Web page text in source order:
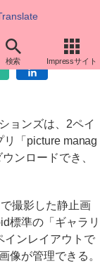
検索 Impressサイト
公開
ョンズは、2ペイ
「picture manag
ンロードでき、
撮影した静止画
標準の「ギャラリ
インレイアウトで
像が管理できる。